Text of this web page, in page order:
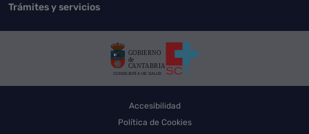
Trámites y servicios
Accesibilidad
Política de Cookies